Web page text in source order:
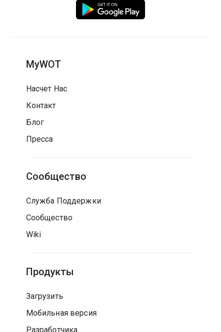
MyWOT
Насчет Нас
Контакт
Блог
Пресса
Сообщество
Служба Поддержки
Сообщество
Wiki
Продукты
Загрузить
Мобильная версия
Разработчика